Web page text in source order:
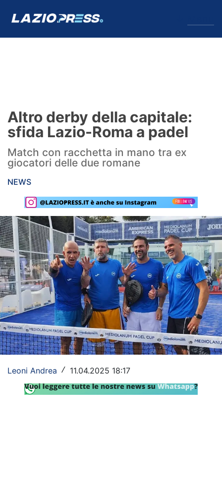
Formello
Infortuni
Primavera
Lazio Women
Rassegna Lazio
Social
Calcio
Serie A
Champions League
Europa League
Altri Sport
Formula 1
Altro derby della capitale:
sfida Lazio-Roma a padel
Match con racchetta in mano tra ex
giocatori delle due romane
NEWS
Leoni Andrea / 11.04.2025 18:17